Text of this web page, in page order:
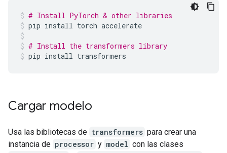
# Install PyTorch & other libraries
pip install torch accelerate
# Install the transformers library
pip install transformers
Cargar modelo
Usa las bibliotecas de transformers para crear una
instancia de processor y model con las clases